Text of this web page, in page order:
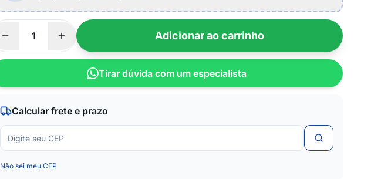
Adicionar ao carrinho
Tirar dúvida com um especialista
Calcular frete e prazo
Não sei meu CEP